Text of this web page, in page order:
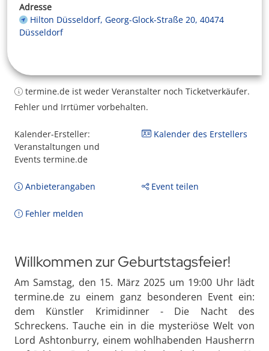
Adresse
Hilton Düsseldorf, Georg-Glock-Straße 20, 40474
Düsseldorf
termine.de ist weder Veranstalter noch Ticketverkäufer.
Fehler und Irrtümer vorbehalten.
Kalender-Ersteller:
Veranstaltungen und
Events termine.de
Kalender des Erstellers
Anbieterangaben Event teilen
Fehler melden
Willkommen zur Geburtstagsfeier!
Am Samstag, den 15. März 2025 um 19:00 Uhr lädt
termine.de zu einem ganz besonderen Event ein:
dem Künstler Krimidinner - Die Nacht des
Schreckens. Tauche ein in die mysteriöse Welt von
Lord Ashtonburry, einem wohlhabenden Hausherrn